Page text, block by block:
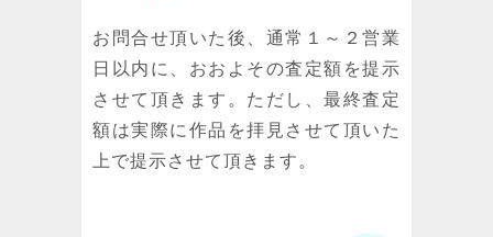
お問合せ頂いた後、通常１～２営業
日以内に、おおよその査定額を提示
させて頂きます。ただし、最終査定
額は実際に作品を拝見させて頂いた
上で提示させて頂きます。